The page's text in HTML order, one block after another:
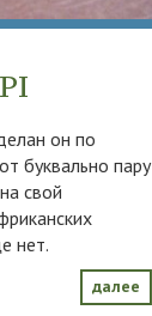
он по
буквально пару
свой
нет.
далее